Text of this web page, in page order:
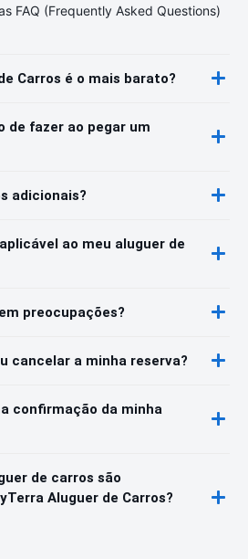
FAQ (Frequently Asked Questions)
Carros é o mais barato?
de fazer ao pegar um
adicionais?
ao meu aluguer de
preocupações?
cancelar a minha reserva?
confirmação da minha
de carros são
Aluguer de Carros?